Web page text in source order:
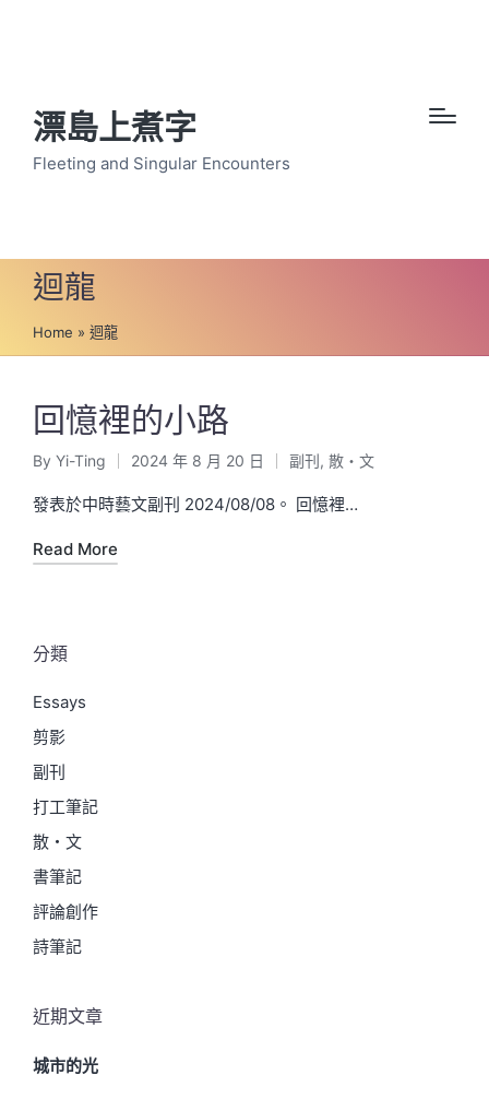
漂島上煮字
Fleeting and Singular Encounters
迴龍
Home » 迴龍
回憶裡的小路
Posted
by
By Yi-Ting 2024 年 8 月 20 日
Posted
in
副刊, 散・文
發表於中時藝文副刊 2024/08/08。 回憶裡…
Read More
分類
Essays
剪影
副刊
打工筆記
散・文
書筆記
評論創作
詩筆記
近期文章
城市的光